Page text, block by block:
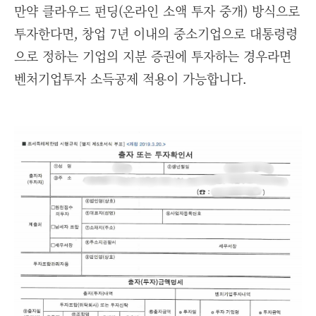
만약 클라우드 펀딩(온라인 소액 투자 중개) 방식으로
투자한다면, 창업 7년 이내의 중소기업으로 대통령령
으로 정하는 기업의 지분 증권에 투자하는 경우라면
벤처기업투자 소득공제 적용이 가능합니다.